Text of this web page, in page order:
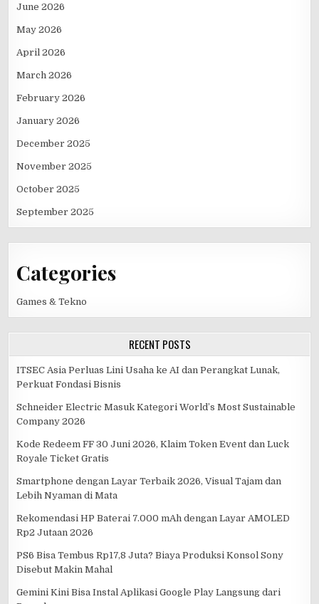
June 2026
May 2026
April 2026
March 2026
February 2026
January 2026
December 2025
November 2025
October 2025
September 2025
Categories
Games & Tekno
RECENT POSTS
ITSEC Asia Perluas Lini Usaha ke AI dan Perangkat Lunak,
Perkuat Fondasi Bisnis
Schneider Electric Masuk Kategori World’s Most Sustainable
Company 2026
Kode Redeem FF 30 Juni 2026, Klaim Token Event dan Luck
Royale Ticket Gratis
Smartphone dengan Layar Terbaik 2026, Visual Tajam dan
Lebih Nyaman di Mata
Rekomendasi HP Baterai 7.000 mAh dengan Layar AMOLED
Rp2 Jutaan 2026
PS6 Bisa Tembus Rp17,8 Juta? Biaya Produksi Konsol Sony
Disebut Makin Mahal
Gemini Kini Bisa Instal Aplikasi Google Play Langsung dari